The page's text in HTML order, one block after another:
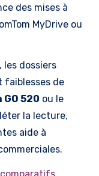
des mises à
MyDrive ou
les dossiers
faiblesses de
GO 520 ou le
la lecture,
aide à